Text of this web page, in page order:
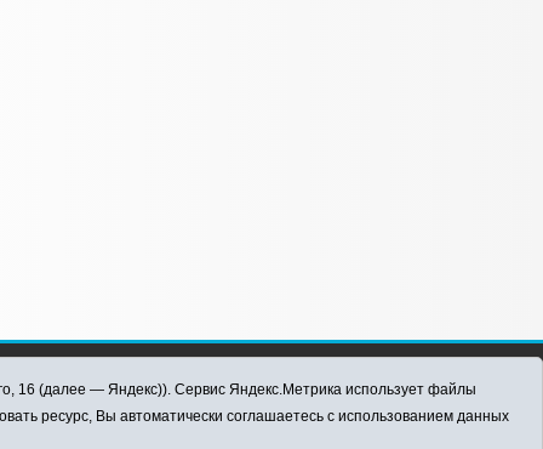
16 (далее — Яндекс)). Сервис Яндекс.Метрика использует файлы
ресурс, Вы автоматически соглашаетесь с использованием данных